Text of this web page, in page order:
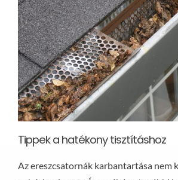
Tippek a hatékony tisztításhoz
Az ereszcsatornák karbantartása nem